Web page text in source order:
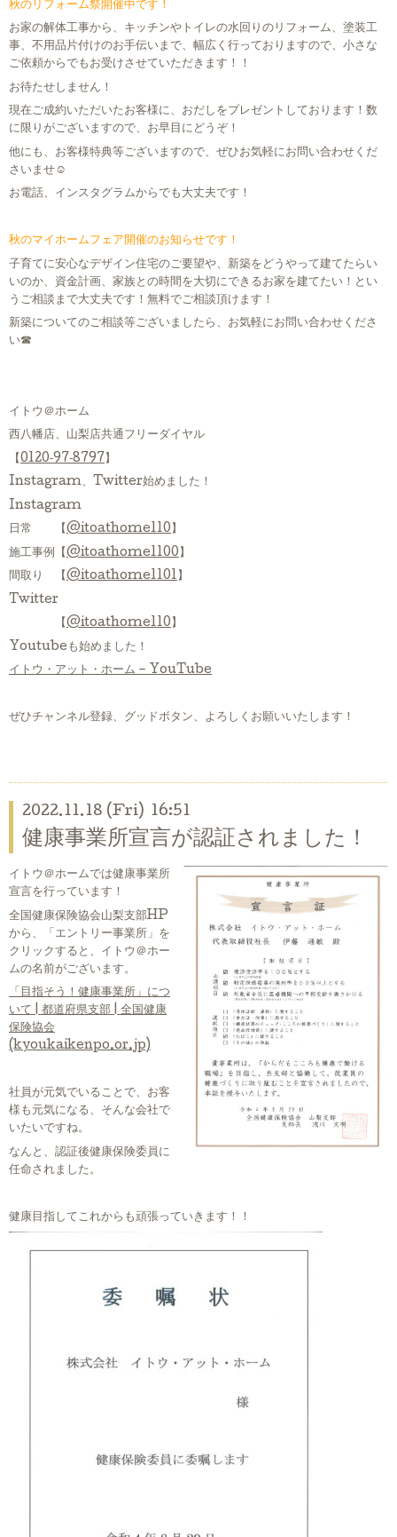
秋のリフォーム祭開催中です！
お家の解体工事から、キッチンやトイレの水回りのリフォーム、塗装工
事、不用品片付けのお手伝いまで、幅広く行っておりますので、小さな
ご依頼からでもお受けさせていただきます！！
お待たせしません！
現在ご成約いただいたお客様に、おだしをプレゼントしております！数
に限りがございますので、お早目にどうぞ！
他にも、お客様特典等ございますので、ぜひお気軽にお問い合わせくだ
さいませ☺
お電話、インスタグラムからでも大丈夫です！
秋のマイホームフェア開催のお知らせです！
子育てに安心なデザイン住宅のご要望や、新築をどうやって建てたらい
いのか、資金計画、家族との時間を大切にできるお家を建てたい！とい
うご相談まで大丈夫です！無料でご相談頂けます！
新築についてのご相談等ございましたら、お気軽にお問い合わせくださ
い☎
イトウ＠ホーム
西八幡店、山梨店共通フリーダイヤル
【0120‐97‐8797 】
Instagram、Twitter始めました！
Instagram
日常 【@itoathome110 】
施工事例【@itoathome1100 】
間取り 【@itoathome1101 】
Twitter
【@itoathome110 】
Youtubeも始めました！
イトウ・アット・ホーム – YouTube
ぜひチャンネル登録、グッドボタン、よろしくお願いいたします！
2022.11.18 (Fri) 16:51
健康事業所宣言が認証されました！
イトウ＠ホームでは健康事業所
宣言を行っています！
全国健康保険協会山梨支部HP
から、「エントリー事業所」を
クリックすると、イトウ＠ホー
ムの名前がございます。
「目指そう！健康事業所」につ
いて | 都道府県支部 | 全国健康
保険協会
(kyoukaikenpo.or.jp)
社員が元気でいることで、お客
様も元気になる、そんな会社で
いたいですね。
なんと、認証後健康保険委員に
任命されました。
健康目指してこれからも頑張っていきます！！